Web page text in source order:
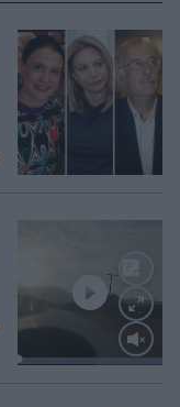
Loaded: